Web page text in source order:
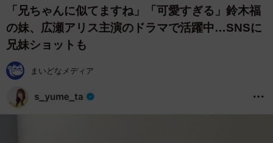
「兄ちゃんに似てますね」「可愛すぎる」鈴木福
の妹、広瀬アリス主演のドラマで活躍中…SNSに
兄妹ショットも
まいどなメディア